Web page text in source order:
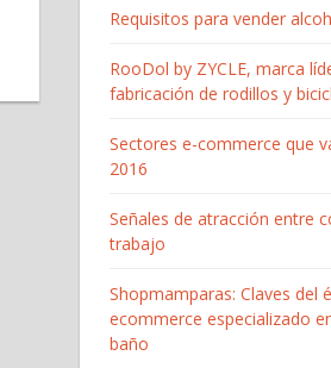
Requisitos para vender
RooDol by ZYCLE, marca
fabricación de rodillos y
Sectores e-commerce que
2016
Señales de atracción entre
trabajo
Shopmamparas: Claves del
ecommerce especializado
baño